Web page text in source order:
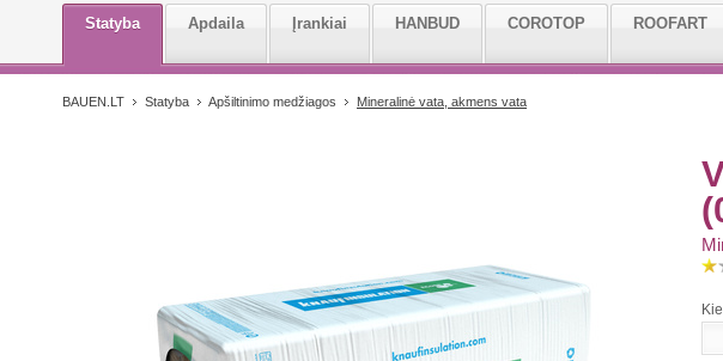
Statyba Apdaila Įrankiai HANBUD COROTOP ROOFART
BAUEN.LT Statyba Apšiltinimo medžiagos Mineralinė vata, akmens vata